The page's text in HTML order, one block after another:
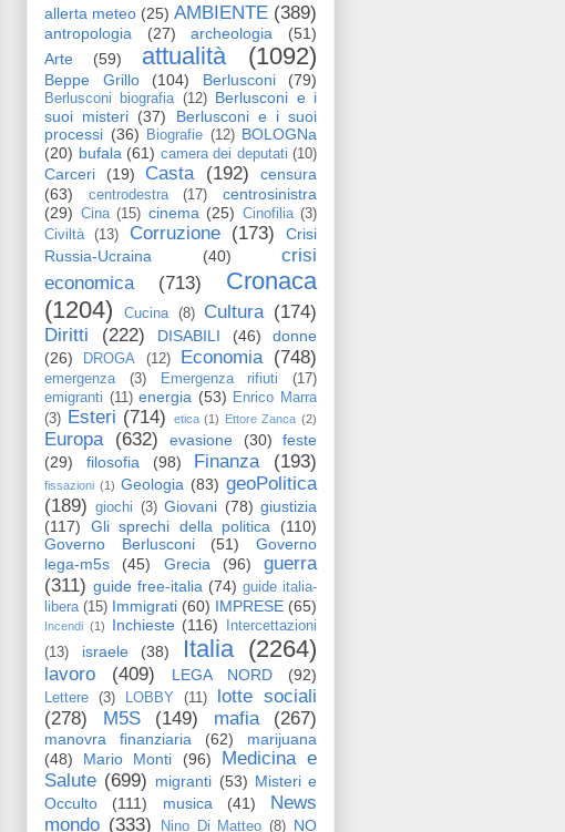
allerta meteo (25) AMBIENTE (389)
antropologia (27) archeologia
(51)
Arte
(59) attualità (1092)
Beppe Grillo (104) Berlusconi (79)
Berlusconi biografia (12) Berlusconi e i
suoi misteri (37)
Berlusconi e i suoi
processi (36) Biografie (12) BOLOGNa
(20) bufala (61) camera dei deputati (10)
Carceri (19) Casta (192)
censura
(63)
centrodestra (17)
centrosinistra
(29) Cina (15) cinema (25) Cinofilia (3)
Civiltà
(13) Corruzione (173)
Crisi
Russia-Ucraina
(40)
crisi
economica
(713)
Cronaca
(1204)
Cucina (8) Cultura (174)
Diritti
(222) DISABILI (46)
donne
(26)
DROGA (12) Economia (748)
emergenza (3) Emergenza rifiuti
(17)
emigranti (11) energia (53) Enrico Marra
(3) Esteri (714) etica (1) Ettore Zanca (2)
Europa (632) evasione (30)
feste
(29)
filosofia (98) Finanza (193)
fissazioni (1) Geologia (83) geoPolitica
(189)
giochi (3) Giovani (78) giustizia
(117)
Gli sprechi della politica
(110)
Governo Berlusconi
(51)
Governo
lega-m5s
(45) Grecia (96)
guerra
(311) guide free-italia (74) guide italia-
libera (15) Immigrati (60) IMPRESE (65)
Incendi (1) Inchieste (116)
Intercettazioni
(13)
israele (38) Italia (2264)
lavoro (409) LEGA NORD (92)
Lettere (3) LOBBY (11)
lotte sociali
(278)
M5S (149) mafia (267)
manovra finanziaria (62)
marijuana
(48)
Mario Monti (96)
Medicina e
Salute (699) migranti (53) Misteri e
Occulto
(111) musica (41)
News
mondo (333) Nino Di Matteo (8) NO